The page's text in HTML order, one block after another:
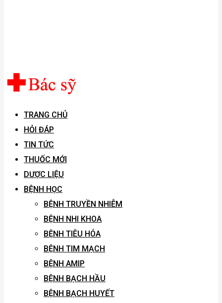
TRANG CHỦ
HỎI ĐÁP
TIN TỨC
THUỐC MỚI
DƯỢC LIỆU
BỆNH HỌC
BỆNH TRUYỀN NHIỄM
BỆNH NHI KHOA
BỆNH TIÊU HÓA
BỆNH TIM MẠCH
BỆNH AMIP
BỆNH BẠCH HẦU
BỆNH BẠCH HUYẾT